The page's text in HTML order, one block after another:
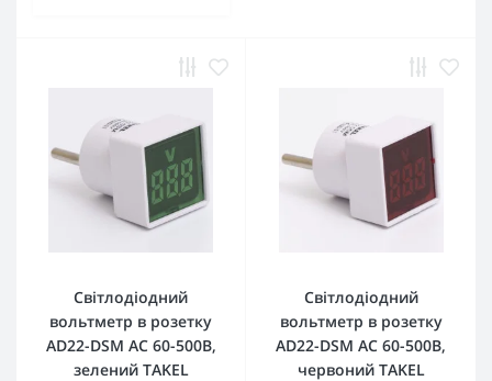
Світлодіодний
вольтметр в розетку
AD22-DSM АC 60-500В,
зелений TAKEL
Світлодіодний
вольтметр в розетку
AD22-DSM АC 60-500В,
червоний TAKEL